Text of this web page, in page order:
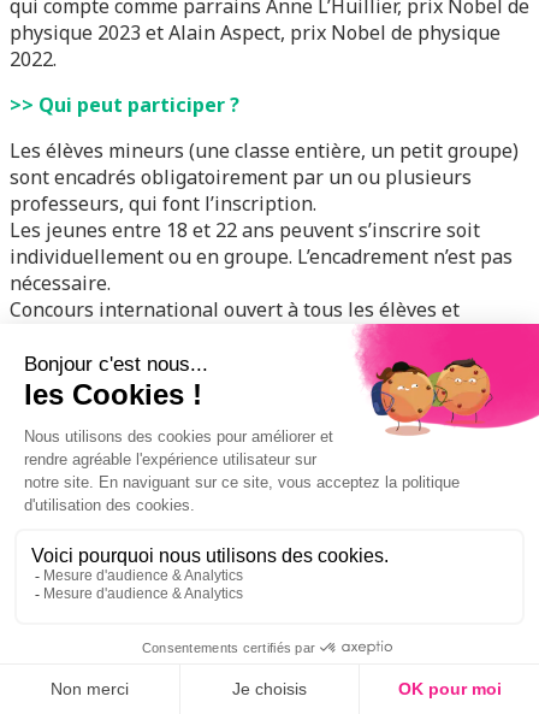
qui compte comme parrains Anne L’Huillier, prix Nobel de
physique 2023 et Alain Aspect, prix Nobel de physique
2022.
>> Qui peut participer ?
Les élèves mineurs (une classe entière, un petit groupe)
sont encadrés obligatoirement par un ou plusieurs
professeurs, qui font l’inscription.
Les jeunes entre 18 et 22 ans peuvent s’inscrire soit
individuellement ou en groupe. L’encadrement n’est pas
nécessaire.
Concours international ouvert à tous les élèves et
étudiants du monde avec un âge compris entre
anspendant l’année 2025.
>> Avec quel but ?
Le but de ce concours est de provoquer une réflexion sur
le rôle de l’électricité à travers l’histoire, dans le présent
et dans l’avenir de notre monde. Cela peut être fait à
expérimentales, des projets, …
>> Quelles sont les productions attendues ?
Le concours consiste en la réalisation d’une production
qui traite de l’électricité dans tous ces aspects.
La production peut prendre des formes extrêmement